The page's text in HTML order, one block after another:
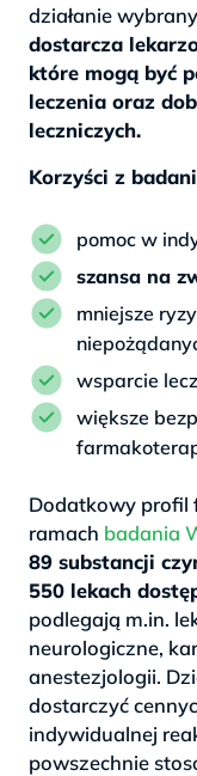
działanie
dostarcza
które mogą być
leczenia oraz
leczniczych.
Korzyści z
pomoc w
szansa na
mniejsze
wsparcie
większe
Dodatkowy profil
ramach badania
89 substancji
550 lekach
podlegają m.in.
neurologiczne,
anestezjologii.
dostarczyć
indywidualnej
powszechnie